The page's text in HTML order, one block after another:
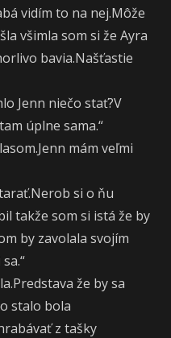
vidím to na nej.Môže
všimla som si že Ayra
bavia.Našťastie
Jenn niečo stať?V
úplne sama.“
mám veľmi
si o ňu
takže som si istá že by
by zavolala svojím
že by sa
stalo bola
z tašky